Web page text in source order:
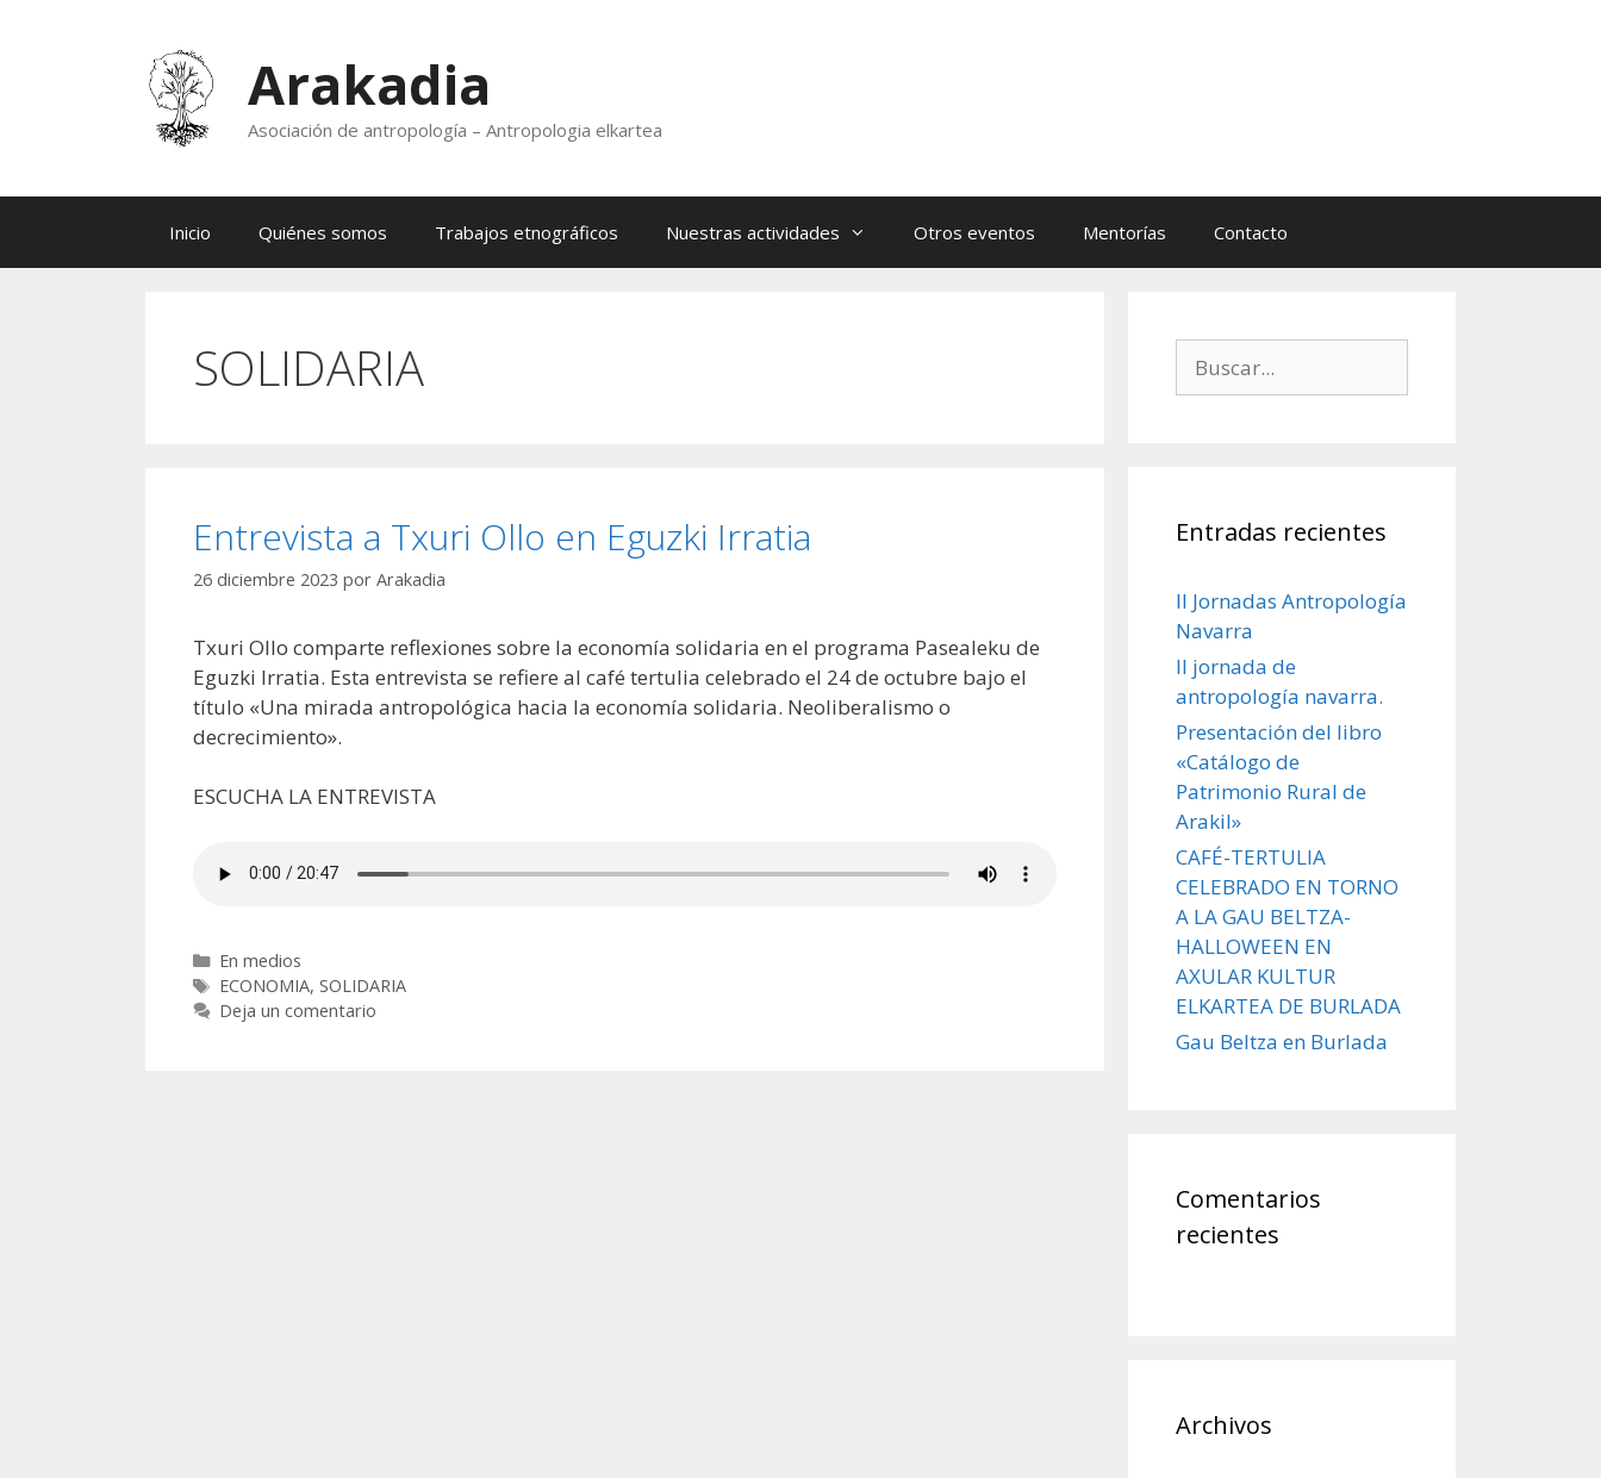
Arakadia
Asociación de antropología – Antropologia elkartea
Inicio Quiénes somos Trabajos etnográficos Nuestras actividades Otros eventos Mentorías Contacto
SOLIDARIA
Entrevista a Txuri Ollo en Eguzki Irratia
26 diciembre 2023 por Arakadia
Txuri Ollo comparte reflexiones sobre la economía solidaria en el programa Pasealeku de
Eguzki Irratia. Esta entrevista se refiere al café tertulia celebrado el 24 de octubre bajo el
título «Una mirada antropológica hacia la economía solidaria. Neoliberalismo o
decrecimiento».
ESCUCHA LA ENTREVISTA
Categorías
En medios
Etiquetas
ECONOMIA, SOLIDARIA
Deja un comentario
Entradas recientes
II Jornadas Antropología
Navarra
II jornada de
antropología navarra.
Presentación del libro
«Catálogo de
Patrimonio Rural de
Arakil»
CAFÉ-TERTULIA
CELEBRADO EN TORNO
A LA GAU BELTZA-
HALLOWEEN EN
AXULAR KULTUR
ELKARTEA DE BURLADA
Gau Beltza en Burlada
Comentarios
recientes
Archivos